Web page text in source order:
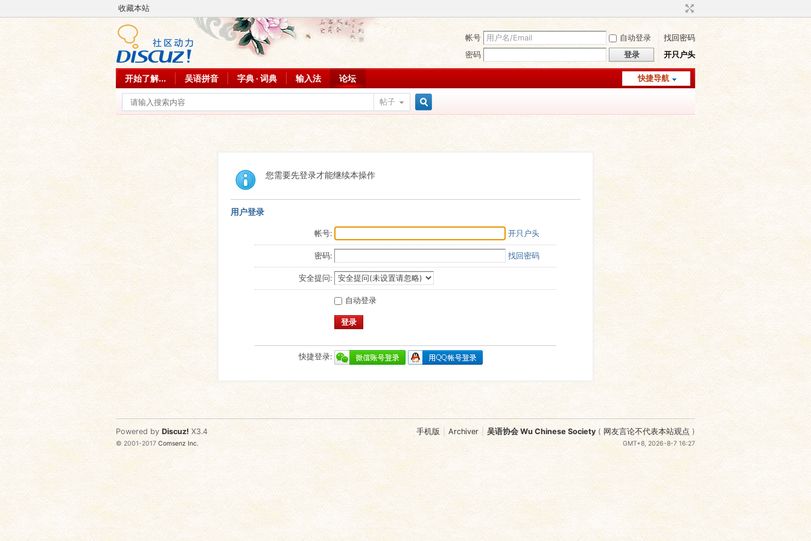
收藏本站
帐号 自动登录
找回密码
密码
登录 开只户头
快捷导航
开始了解... 吴语拼音 字典 · 词典 输入法 论坛
帖子
您需要先登录才能继续本操作
用户登录
帐号: 开只户头
密码: 找回密码
安全提问:
自动登录
登录
快捷登录:
手机版 Archiver 吴语协会 Wu Chinese Society ( 网友言论不代表本站观点 )
GMT+8, 2026-8-7 16:27
Powered by Discuz! X3.4
© 2001-2017Comsenz Inc.